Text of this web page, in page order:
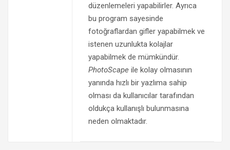
düzenlemeleri yapabilirler. Ayrıca
bu program sayesinde
fotoğraflardan gifler yapabilmek ve
istenen uzunlukta kolajlar
yapabilmek de mümkündür.
PhotoScape ile kolay olmasının
yanında hızlı bir yazlıma sahip
olması da kullanıcılar tarafından
oldukça kullanışlı bulunmasına
neden olmaktadır.